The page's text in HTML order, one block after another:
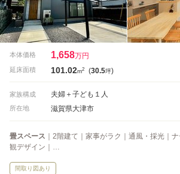
本体価格 1,658万円
延床面積 101.02m2 (30.5坪)
家族構成 夫婦＋子ども１人
所在地 滋賀県大津市
畳スペース ｜2階建て｜家事がラク｜通風・採光｜
観デザイン｜…
間取り図あり